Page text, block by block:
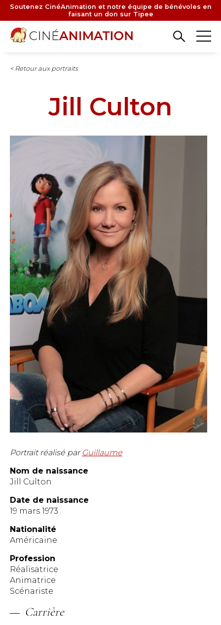
Aller
contenu
principal
Soutenez CinéAnimation et notre équipe de bénévoles en
faisant un don sur Tipee
< Retour aux portraits
Jill Culton
Portrait réalisé par Guillaume
Nom de naissance
Jill Culton
Date de naissance
19 mars 1973
Nationalité
Américaine
Profession
Réalisatrice
Animatrice
Scénariste
Carrière